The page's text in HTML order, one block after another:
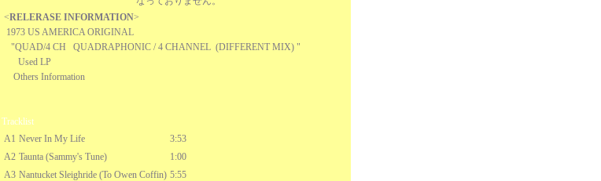
<RELERASE INFORMATION>
1973 US AMERICA ORIGINAL
"QUAD/4 CH QUADRAPHONIC / 4 CHANNEL(DIFFERENT MIX) "
Used LP
Others Information
Tracklist
A1 Never In My Life
3:53
A2 Taunta (Sammy's Tune)
1:00
A3 Nantucket Sleighride (To Owen Coffin) 5:55